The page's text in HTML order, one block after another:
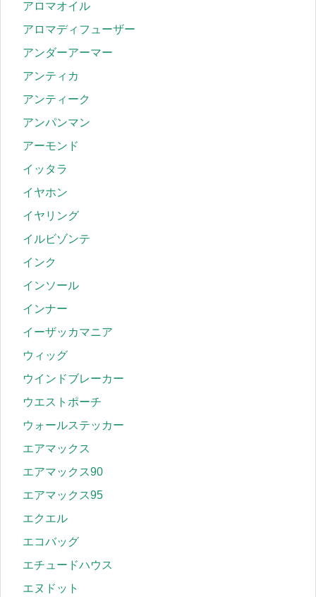
アロマオイル
アロマディフューザー
アンダーアーマー
アンティカ
アンティーク
アンパンマン
アーモンド
イッタラ
イヤホン
イヤリング
イルビゾンテ
インク
インソール
インナー
イーザッカマニア
ウィッグ
ウインドブレーカー
ウエストポーチ
ウォールステッカー
エアマックス
エアマックス90
エアマックス95
エクエル
エコバッグ
エチュードハウス
エヌドット